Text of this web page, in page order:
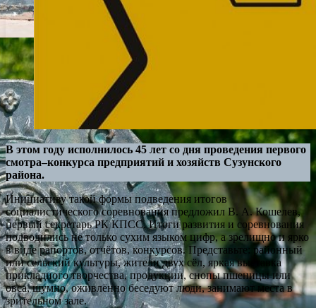
В этом году исполнилось 45 лет со дня проведения первого
смотра–конкурса предприятий и хозяйств Сузунского
района.
Инициативу такой формы подведения итогов
социалистического соревнования предложил В. А. Кошелев,
первый секретарь РК КПСС. Итоги развития и соревнования
подводились не только сухим языком цифр, а зрелищно и ярко
в виде рапортов, отчётов, конкурсов. Представьте: районный
или сельский культуры, жители двух сёл, яркая выставка
прикладного творчества, продукции, снопы пшеницы или
овса, шумно, оживлённо беседуют люди, занимают места в
зрительном зале.